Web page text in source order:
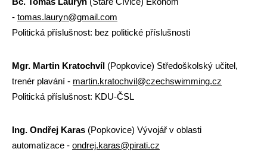
- tomas.lauryn@gmail.com
Politická příslušnost: bez politické příslušnosti
Mgr. Martin Kratochvíl (Popkovice) Středoškolský učitel,
trenér plavání - martin.kratochvil@czechswimming.cz
Politická příslušnost: KDU-ČSL
Ing. Ondřej Karas (Popkovice) Vývojář v oblasti
automatizace - ondrej.karas@pirati.cz